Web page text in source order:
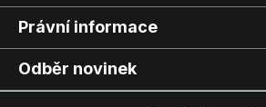
Právní informace
Odběr novinek